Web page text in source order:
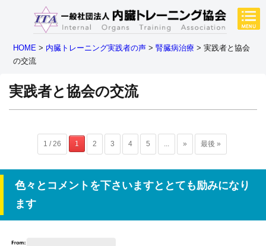
HOME > 内臓トレーニング実践者の声 >腎臓病治療 >実践者と協会
の交流
実践者と協会の交流
1 / 26 1 2 3 4 5 ... » 最後 »
色々とコメントを下さいますととても励みになり
ます